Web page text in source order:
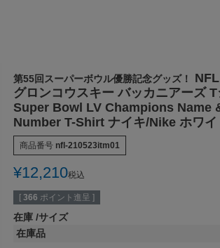
第55回スーパーボウル優勝記念グッズ！
グロンコウスキー バッカニアーズ T
Super Bowl LV Champions Name
Number T-Shirt ナイキ/Nike ホワイ
商品番号 nfl-210523itm01
¥12,210税込
[ 366 ポイント進呈 ]
在庫 サイズ
在庫品